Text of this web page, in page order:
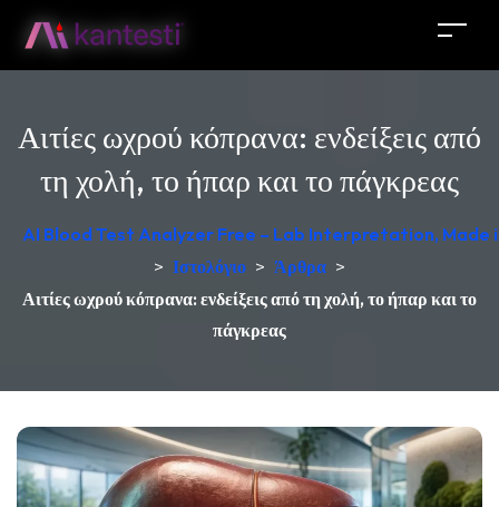
Αιτίες ωχρού κόπρανα: ενδείξεις από
τη χολή, το ήπαρ και το πάγκρεας
AI Blood Test Analyzer Free – Lab Interpretation, Made
> Ιστολόγιο > Άρθρα >
Αιτίες ωχρού κόπρανα: ενδείξεις από τη χολή, το ήπαρ και το
πάγκρεας